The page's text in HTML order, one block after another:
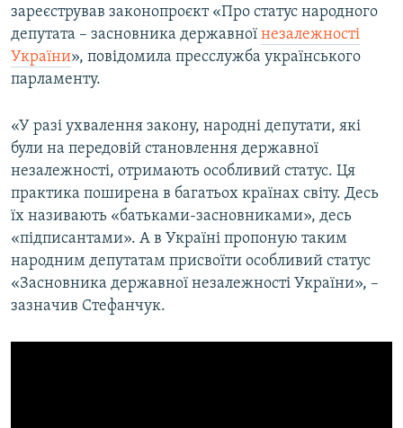
зареєстрував законопроєкт «Про статус народного
депутата – засновника державної незалежності
України», повідомила пресслужба українського
парламенту.
«У разі ухвалення закону, народні депутати, які
були на передовій становлення державної
незалежності, отримають особливий статус. Ця
практика поширена в багатьох країнах світу. Десь
їх називають «батьками-засновниками», десь
«підписантами». А в Україні пропоную таким
народним депутатам присвоїти особливий статус
«Засновника державної незалежності України», –
зазначив Стефанчук.